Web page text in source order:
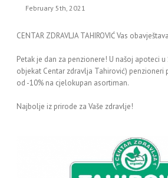
February 5th, 2021
CENTAR ZDRAVLJA TAHIROVIĆ Vas
Petak je dan za penzionere! U našoj apoteci
objekat Centar zdravlja Tahirović)
od -10% na cjelokupan asortiman.
Najbolje iz prirode za Vaše zdravlje!